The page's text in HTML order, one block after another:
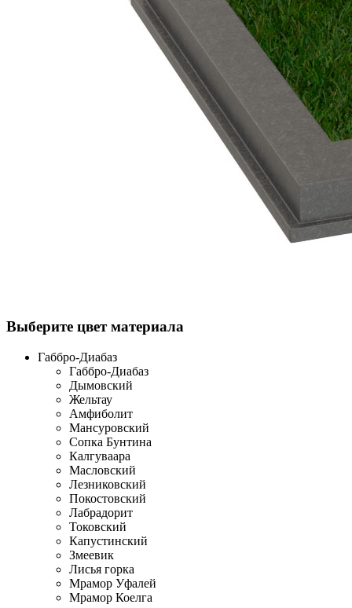
Выберите цвет материала
Габбро-Диабаз
Габбро-Диабаз
Дымовский
Жельтау
Амфиболит
Мансуровский
Сопка Бунтина
Калгуваара
Масловский
Лезниковский
Покостовский
Лабрадорит
Токовский
Капустинский
Змеевик
Лисья горка
Мрамор Уфалей
Мрамор Коелга